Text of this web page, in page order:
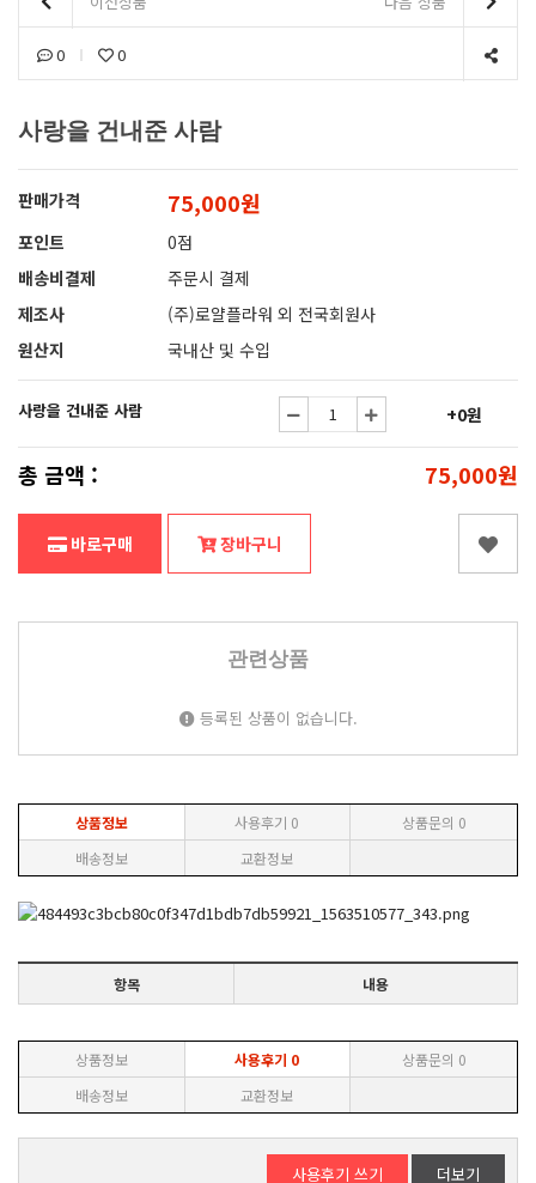
0 0
사랑을 건내준 사람
판매가격 75,000원
포인트
0점
배송비결제
주문시 결제
제조사
(주)로얄플라워 외 전국회원사
원산지
국내산 및 수입
사랑을 건내준 사람 +0원
총 금액 : 75,000원
바로구매 장바구니
관련상품
등록된 상품이 없습니다.
상품정보 사용후기 0 상품문의 0
배송정보
교환정보
항목 내용
상품정보 사용후기 0 상품문의 0
배송정보
교환정보
사용후기 쓰기 더보기